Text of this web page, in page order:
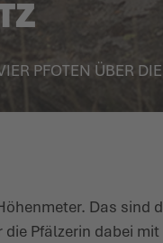
PFOTEN ÜBER
Das sind
Pfälzerin dabei